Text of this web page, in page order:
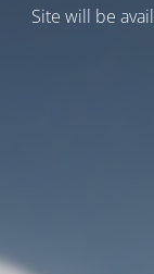
Site will be